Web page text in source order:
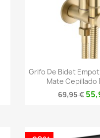
Vista
Grifo De Bidet
Mate Cepillado
69,95 €